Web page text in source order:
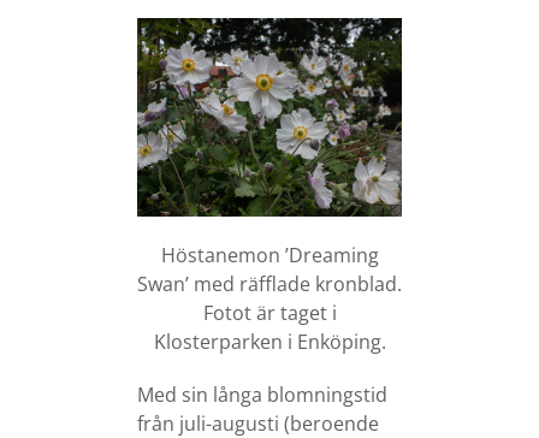
Höstanemon ’Dreaming
Swan’ med räfflade kronblad.
Fotot är taget i
Klosterparken i Enköping.
Med sin långa blomningstid
från juli-augusti (beroende